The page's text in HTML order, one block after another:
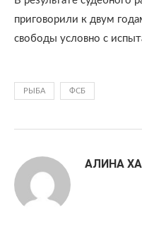
приговорили к двум
свободы условно с
РЫБА ФСБ
АЛИНА